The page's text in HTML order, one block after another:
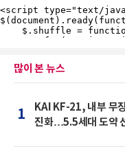
많이 본 뉴스
1
KAI KF-21, 내부 무
진화…5.5세대 도약